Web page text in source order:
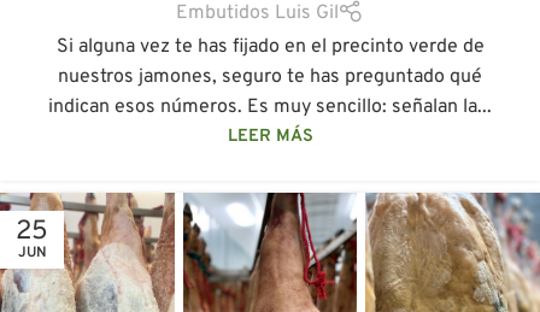
Embutidos Luis Gil
Si alguna vez te has fijado en el precinto verde de
nuestros jamones, seguro te has preguntado qué
indican esos números. Es muy sencillo: señalan la...
LEER MÁS
25
JUN